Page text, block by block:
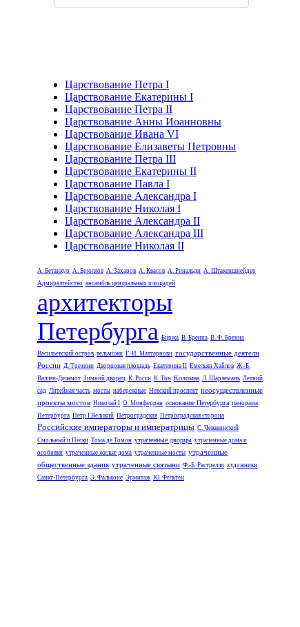
Царствование Петра I
Царствование Екатерины I
Царствование Петра II
Царствование Анны Иоанновны
Царствование Ивана VI
Царствование Елизаветы Петровны
Царствование Петра III
Царствование Екатерины II
Царствование Павла I
Царствование Александра I
Царствование Николая I
Царствование Александра II
Царствование Александра III
Царствование Николая II
А. Бетанкур А. Брюллов А. Захаров А. Квасов А. Ринальди А. Штакеншнейдер
Адмиралтейство ансамбль центральных площадей
архитекторы
Петербурга Биржа В. Бренна В. Ф. Бренна
Васильевский остров вельможи Г.-И. Маттарнови государственные деятели
России Д. Трезини Дворцовая площадь Екатерина II Емельян Хайлов Ж.-Б.
Валлен-Деламот Зимний дворец К. Росси К. Тон Коломна Л. Шарлемань Летний
сад Литейная часть мосты набережные Невский проспект неосуществленные
проекты мостов Николай I О. Монферран основание Петербурга панорама
Петербурга Петр I Великий Петроградская Петроградская сторона
Российские императоры и императрицы С. Чевакинский
Смольный и Пески Тома де Томон утраченные дворцы утраченные дома и
особняки утраченные жилые дома утраченные мосты утраченные
общественные здания утраченные святыни Ф.-Б. Растрелли художники
Санкт-Петербурга Э. Фальконе Эрмитаж Ю. Фельтен